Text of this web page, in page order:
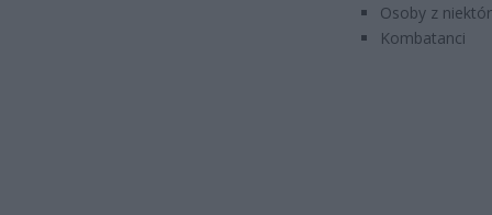
Osoby z
Kombatanci